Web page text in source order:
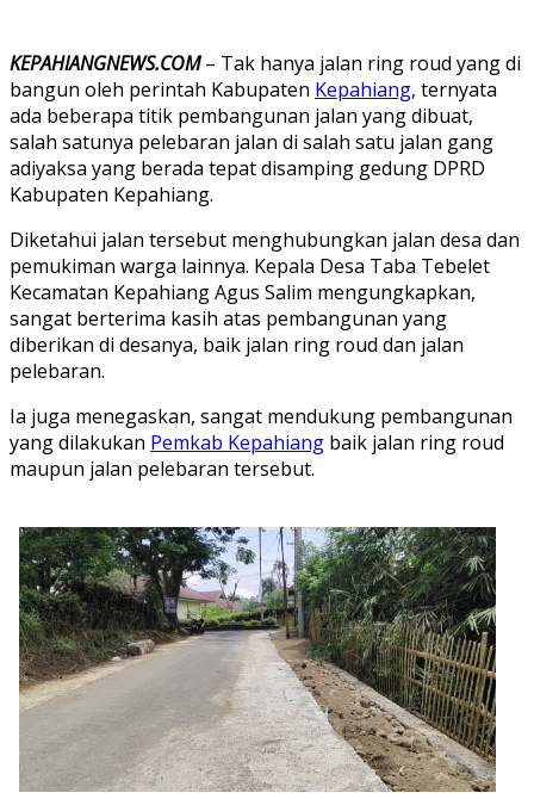
KEPAHIANGNEWS.COM– Tak hanya jalan ring roud yang di
bangun oleh perintah Kabupaten Kepahiang, ternyata
ada beberapa titik pembangunan jalan yang dibuat,
salah satunya pelebaran jalan di salah satu jalan gang
adiyaksa yang berada tepat disamping gedung DPRD
Kabupaten Kepahiang.
Diketahui jalan tersebut menghubungkan jalan desa dan
pemukiman warga lainnya. Kepala Desa Taba Tebelet
Kecamatan Kepahiang Agus Salim mengungkapkan,
sangat berterima kasih atas pembangunan yang
diberikan di desanya, baik jalan ring roud dan jalan
pelebaran.
Ia juga menegaskan, sangat mendukung pembangunan
yang dilakukan Pemkab Kepahiang baik jalan ring roud
maupun jalan pelebaran tersebut.